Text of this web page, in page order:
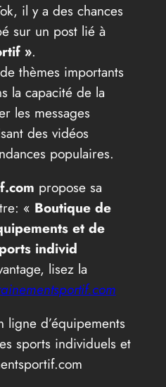
il y a des chances
sur un post lié à
».
thèmes importants
la capacité de la
les messages
des vidéos
populaires.
propose sa
« Boutique de
et de
individ
lisez la
ligne d’équipements
sports individuels et